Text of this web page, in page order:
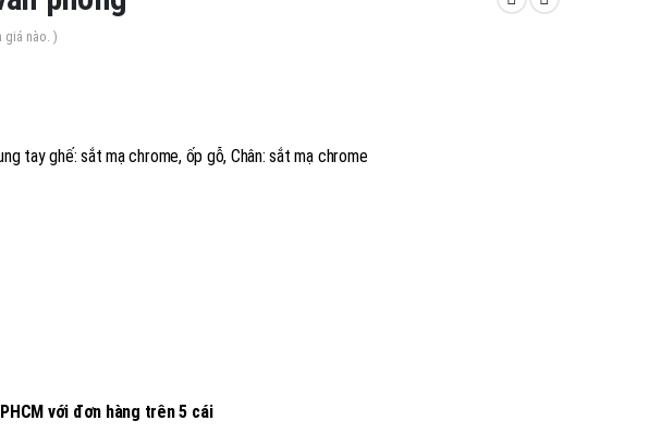
giá nào. )
tay ghế: sắt mạ chrome, ốp gỗ, Chân: sắt mạ chrome
với đơn hàng trên 5 cái